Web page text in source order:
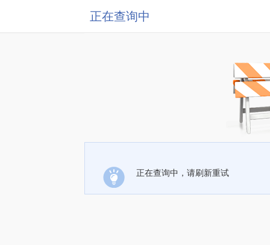
正在查询中
正在查询中，请刷新重试